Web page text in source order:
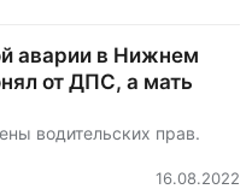
аварии в Нижнем
от ДПС, а мать
водительских прав.
16.08.2022